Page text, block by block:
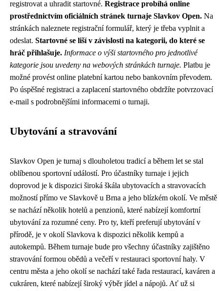
registrovat a uhradit startovné. Registrace probíhá online
prostřednictvím oficiálních stránek turnaje Slavkov Open. Na
stránkách naleznete registrační formulář, který je třeba vyplnit a
odeslat. Startovné se liší v závislosti na kategorii, do které se
hráč přihlašuje. Informace o výši startovného pro jednotlivé
kategorie jsou uvedeny na webových stránkách turnaje. Platbu je
možné provést online platební kartou nebo bankovním převodem.
Po úspěšné registraci a zaplacení startovného obdržíte potvrzovací
e-mail s podrobnějšími informacemi o turnaji.
Ubytování a stravování
Slavkov Open je turnaj s dlouholetou tradicí a během let se stal
oblíbenou sportovní událostí. Pro účastníky turnaje i jejich
doprovod je k dispozici široká škála ubytovacích a stravovacích
možností přímo ve Slavkově u Brna a jeho blízkém okolí. Ve městě
se nachází několik hotelů a penzionů, které nabízejí komfortní
ubytování za rozumné ceny. Pro ty, kteří preferují ubytování v
přírodě, je v okolí Slavkova k dispozici několik kempů a
autokempů. Během turnaje bude pro všechny účastníky zajištěno
stravování formou obědů a večeří v restauraci sportovní haly. V
centru města a jeho okolí se nachází také řada restaurací, kaváren a
cukráren, které nabízejí široký výběr jídel a nápojů. Ať už si